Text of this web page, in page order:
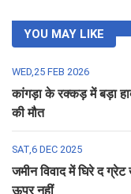
YOU MAY LIKE
WED,25 FEB 2026
कांगड़ा के रक्कड़ में बड़ा
की मौत
SAT,6 DEC 2025
जमीन विवाद में घिरे द
ऊपर नहीं